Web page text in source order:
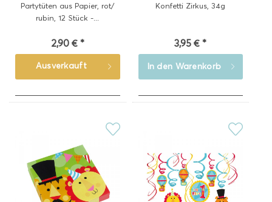
Partytüten aus Papier, rot/
rubin, 12 Stück -...
2,90 € *
Ausverkauft
Konfetti Zirkus, 34g
3,95 € *
In den Warenkorb